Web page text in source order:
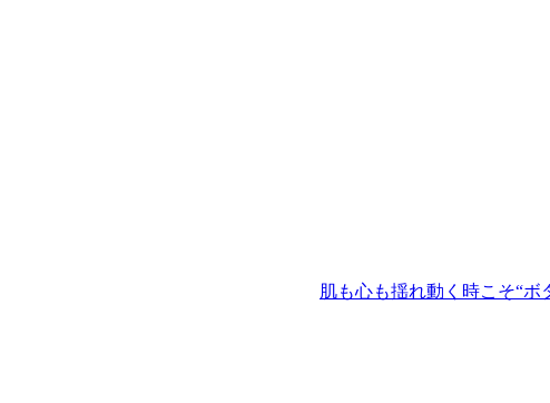
肌も心も揺れ動く時こそ“ボ